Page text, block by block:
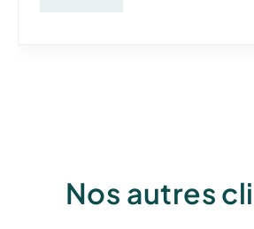
Nos autres